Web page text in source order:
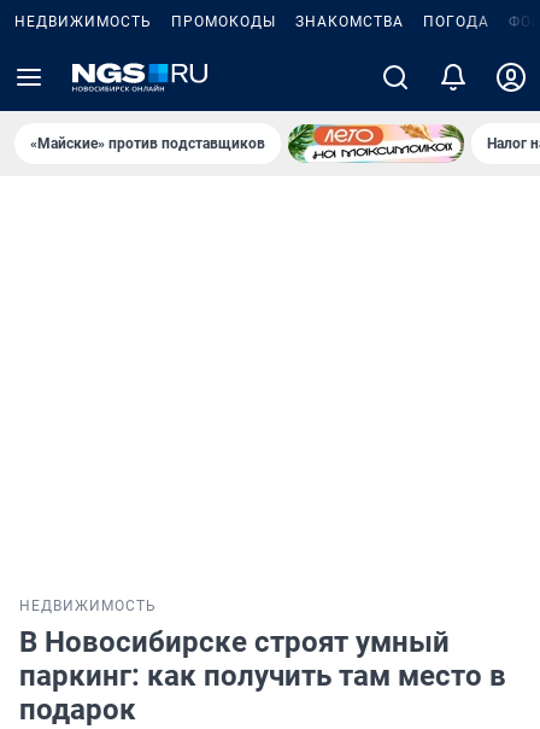
НЕДВИЖИМОСТЬ ПРОМОКОДЫ ЗНАКОМСТВА ПОГОДА
«Майские» против подставщиков Налог
НЕДВИЖИМОСТЬ
В Новосибирске строят умный
паркинг: как получить там место в
подарок